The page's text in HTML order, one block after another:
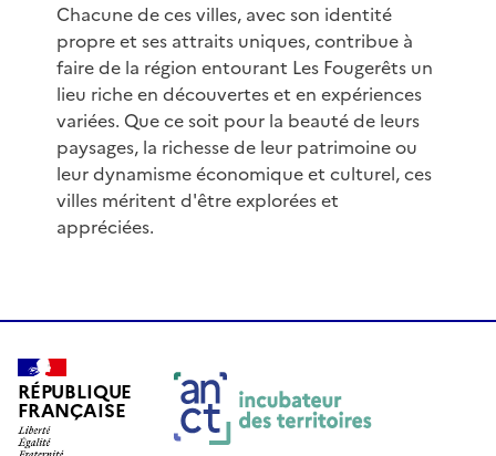
Chacune de ces villes, avec son identité
propre et ses attraits uniques, contribue à
faire de la région entourant Les Fougerêts un
lieu riche en découvertes et en expériences
variées. Que ce soit pour la beauté de leurs
paysages, la richesse de leur patrimoine ou
leur dynamisme économique et culturel, ces
villes méritent d'être explorées et
appréciées.
RÉPUBLIQUE
FRANÇAISE